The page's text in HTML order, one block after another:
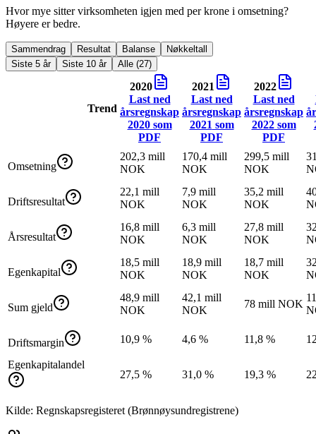
Hvor mye sitter virksomheten igjen med per krone i omsetning?
Høyere er bedre.
Sammendrag Resultat Balanse
Nøkkeltall
Siste 5 år
Siste 10 år Alle (27)
Trend
2020
Last ned
årsregnskap
2020som
PDF
2021
Last ned
årsregnskap
2021 som
PDF
2022
Last ned
årsregnskap
2022som
PDF
Omsetning
202,3 mill
NOK
170,4 mill
NOK
299,5 mill
NOK
Driftsresultat
22,1 mill
NOK
7,9 mill
NOK
35,2 mill
NOK
Årsresultat
16,8 mill
NOK
6,3 mill
NOK
27,8 mill
NOK
Egenkapital
18,5 mill
NOK
18,9 mill
NOK
18,7 mill
NOK
Sum gjeld
48,9 mill
NOK
42,1 mill
NOK
78 mill NOK
Driftsmargin 10,9 % 4,6 % 11,8 %
Egenkapitalandel
27,5 %
31,0 % 19,3 %
Kilde: Regnskapsregisteret (Brønnøysundregistrene)